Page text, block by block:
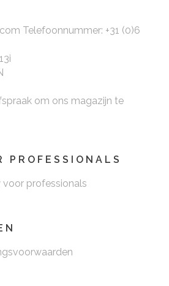
Telefoonnummer: +31 (0)6
om ons magazijn te
PROFESSIONALS
voor professionals